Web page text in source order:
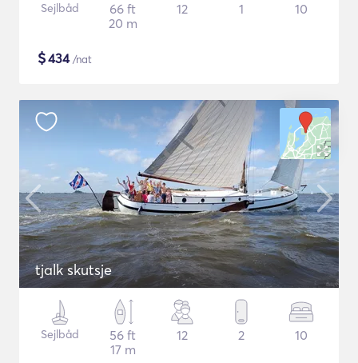
Sejlbåd
66 ft
20 m
12 1 10
$434/nat
tjalk skutsje
Sejlbåd
56 ft
17 m
12 2 10